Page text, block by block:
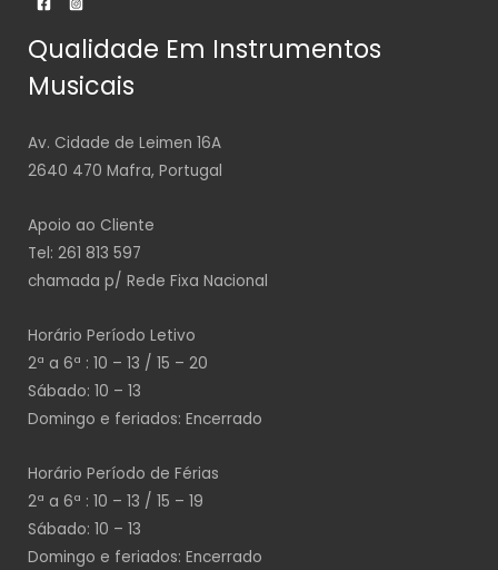
Qualidade Em Instrumentos
Musicais
Av. Cidade de Leimen 16A
2640 470 Mafra, Portugal
Apoio ao Cliente
Tel: 261 813 597
chamada p/ Rede Fixa Nacional
Horário Período Letivo
2ª a 6ª : 10 – 13 / 15 – 20
Sábado: 10 – 13
Domingo e feriados: Encerrado
Horário Período de Férias
2ª a 6ª : 10 – 13 / 15 – 19
Sábado: 10 – 13
Domingo e feriados: Encerrado